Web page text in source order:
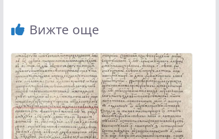
Вижте още